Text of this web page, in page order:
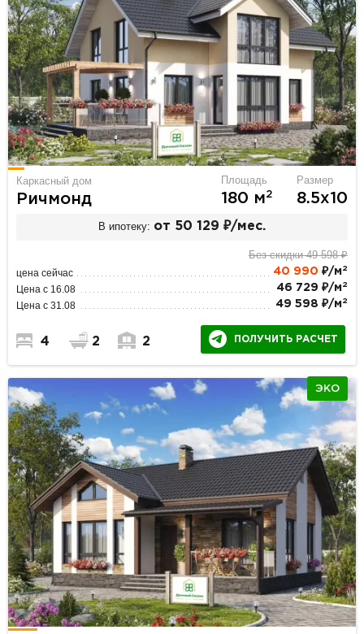
Каркасный дом
Ричмонд
Площадь
180 м2
Размер
8.5х10
В ипотеку: от 50 129 ₽/мес.
Без скидки 49 598 ₽
цена сейчас 40 990 ₽/м 2
Цена с 16.08 46 729 ₽/м 2
Цена с 31.08 49 598 ₽/м 2
4 2 2 ПОЛУЧИТЬ РАСЧЕТ
ЭКО